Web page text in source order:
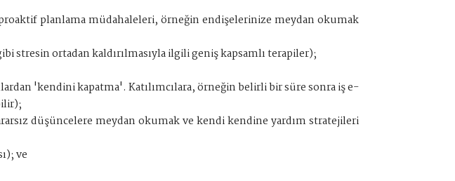
planlama müdahaleleri, örneğin endişelerinize meydan okumak
stresin ortadan kaldırılmasıyla ilgili geniş kapsamlı terapiler);
'kendini kapatma'. Katılımcılara, örneğin belirli bir süre sonra iş e-
düşüncelere meydan okumak ve kendi kendine yardım stratejileri
ve